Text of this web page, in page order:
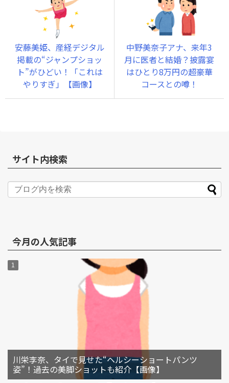
安藤美姫、産経デジタル
掲載の“ジャンプショッ
ト”がひどい！「これは
やりすぎ」【画像】
中野美奈子アナ、来年3
月に医者と結婚？披露宴
はひとり8万円の超豪華
コースとの噂！
サイト内検索
今月の人気記事
川栄李奈、タイで見せた“ヘルシーショートパンツ
姿”！過去の美脚ショットも紹介【画像】